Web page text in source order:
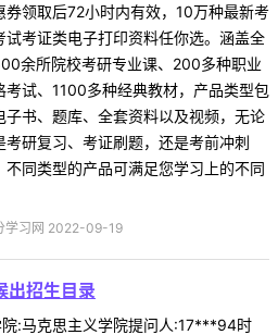
券领取后72小时内有效，10万种最新考
试考证类电子打印资料任你选。涵盖全
余所院校考研专业课、200多种职业
考试、1100多种经典教材，产品类型包
子书、题库、全套资料以及视频，无论
考研复习、考证刷题，还是考前冲刺
不同类型的产品可满足您学习上的不同
学习网 2022-09-19
出招生目录
:马克思主义学院提问人:17***94时